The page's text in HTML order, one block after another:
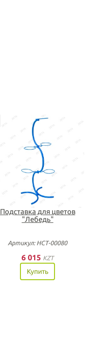
Подставка для цветов
"Лебедь"
Артикул: НСТ-00080
6 015 KZT
Купить